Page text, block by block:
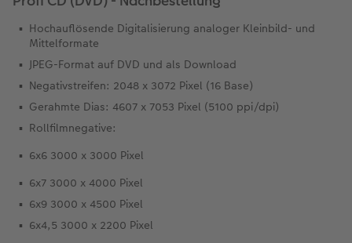
Hochauflösende Digitalisierung analoger Kleinbild- und
Mittelformate
JPEG-Format auf DVD und als Download
Negativstreifen: 2048 x 3072 Pixel (16 Base)
Gerahmte Dias: 4607 x 7053 Pixel (5100 ppi/dpi)
Rollfilmnegative:
6x6 3000 x 3000 Pixel
6x7 3000 x 4000 Pixel
6x9 3000 x 4500 Pixel
6x4,5 3000 x 2200 Pixel